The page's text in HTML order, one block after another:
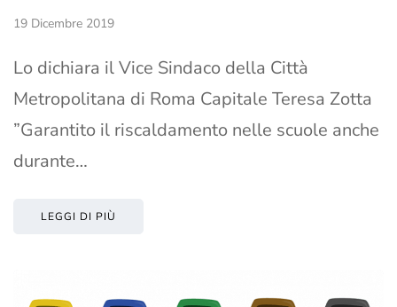
19 Dicembre 2019
Lo dichiara il Vice Sindaco della Città
Metropolitana di Roma Capitale Teresa Zotta
”Garantito il riscaldamento nelle scuole anche
durante…
LEGGI DI PIÙ